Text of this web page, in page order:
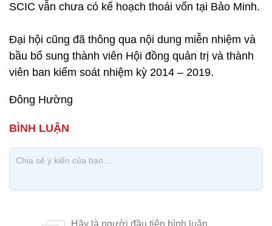
SCIC vẫn chưa có kế hoạch thoái vốn tại Bảo Minh.
Đại hội cũng đã thông qua nội dung miễn nhiệm và
bầu bổ sung thành viên Hội đồng quản trị và thành
viên ban kiểm soát nhiệm kỳ 2014 – 2019.
Đông Hường